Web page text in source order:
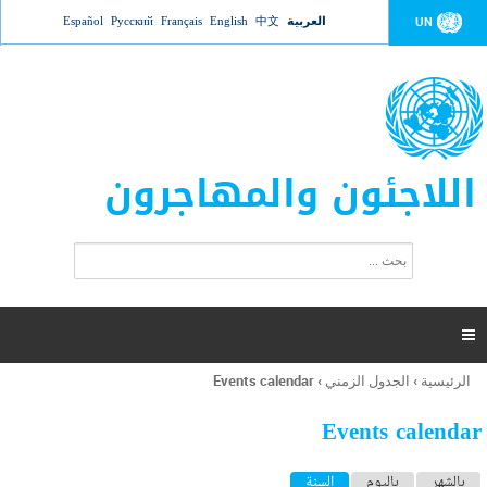
Jump to navigation UN العربية 中文
English
Français
Русский
Español
اللاجئون والمهاجرون
ت
ر
ل
ح
ب

أنت
هنا
الرئيسية › الجدول الزمني ›
Events calendar
Events calendar